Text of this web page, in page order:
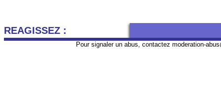
REAGISSEZ :
Pour signaler un abus, contactez moderation-